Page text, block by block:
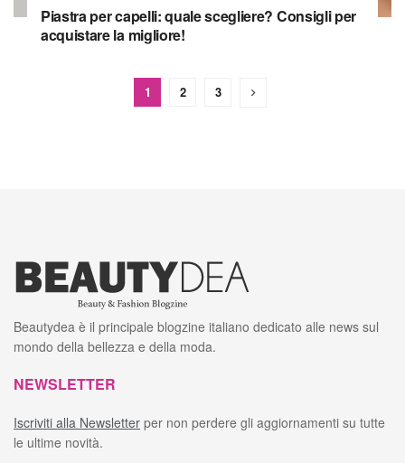
Piastra per capelli: quale scegliere? Consigli per
acquistare la migliore!
1 2 3
Beautydea è il principale blogzine italiano dedicato alle news sul
mondo della bellezza e della moda.
NEWSLETTER
Iscriviti alla Newsletter per non perdere gli aggiornamenti su tutte
le ultime novità.